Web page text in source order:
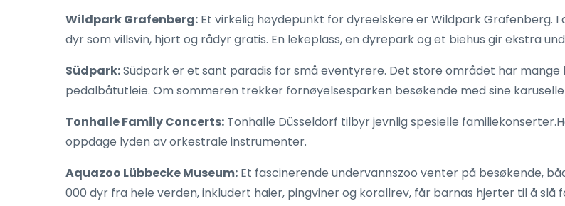
Wildpark Grafenberg: Et virkelig høydepunkt for dyreelskere er Wildpark
dyr som villsvin, hjort og rådyr gratis. En lekeplass, en dyrepark og et biehus gir ekstra
Südpark:Südpark er et sant paradis for små eventyrere. Det store området har
pedalbåtutleie. Om sommeren trekker fornøyelsesparken besøkende med sine
Tonhalle Family Concerts: Tonhalle Düsseldorf tilbyr jevnlig spesielle
oppdage lyden av orkestrale instrumenter.
Aquazoo Lübbecke Museum: Et fascinerende undervannszoo venter på besøkende,
000 dyr fra hele verden, inkludert haier, pingviner og korallrev, får barnas hjerter til å slå